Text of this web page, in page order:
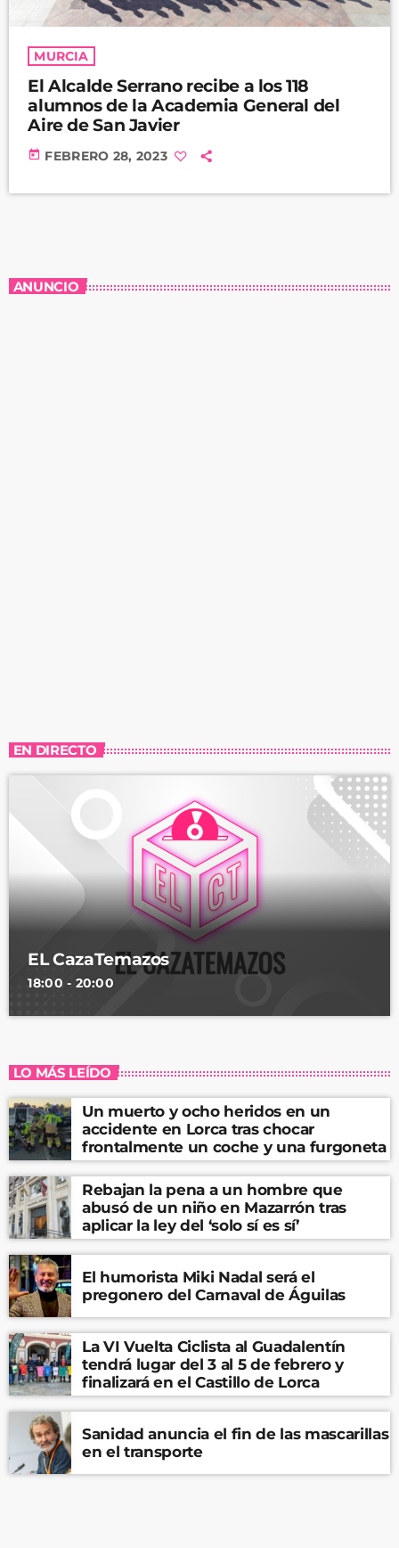
MURCIA
El Alcalde Serrano recibe a los 118
alumnos de la Academia General del
Aire de San Javier
today FEBRERO 28, 2023
ANUNCIO
EN DIRECTO
EL CazaTemazos
18:00 - 20:00
LO MÁS LEÍDO
Un muerto y ocho heridos en un
accidente en Lorca tras chocar
frontalmente un coche y una furgoneta
Rebajan la pena a un hombre que
abusó de un niño en Mazarrón tras
aplicar la ley del ‘solo sí es sí’
El humorista Miki Nadal será el
pregonero del Carnaval de Águilas
La VI Vuelta Ciclista al Guadalentín
tendrá lugar del 3 al 5 de febrero y
finalizará en el Castillo de Lorca
Sanidad anuncia el fin de las mascarillas
en el transporte